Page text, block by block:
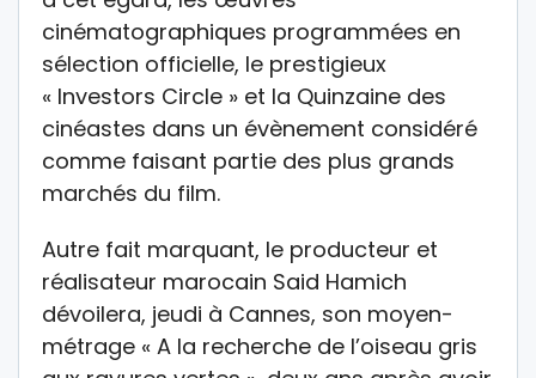
cinématographiques programmées en
sélection officielle, le prestigieux
« Investors Circle » et la Quinzaine des
cinéastes dans un évènement considéré
comme faisant partie des plus grands
marchés du film.
Autre fait marquant, le producteur et
réalisateur marocain Said Hamich
dévoilera, jeudi à Cannes, son moyen-
métrage « A la recherche de l’oiseau gris